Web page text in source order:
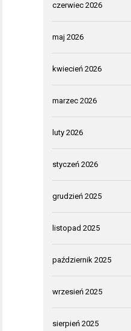
czerwiec 2026
maj 2026
kwiecień 2026
marzec 2026
luty 2026
styczeń 2026
grudzień 2025
listopad 2025
październik 2025
wrzesień 2025
sierpień 2025